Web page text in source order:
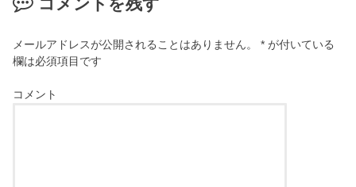
メールアドレスが公開されることはありません。 * が付いている
欄は必須項目です
コメント